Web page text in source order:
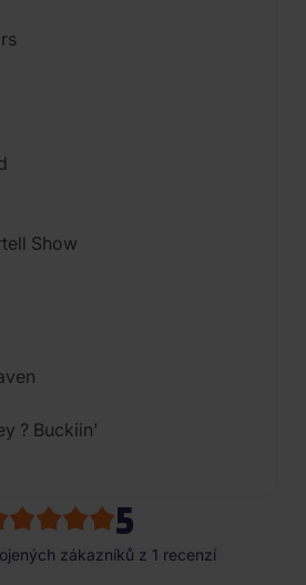
Show
? Buckiin'
5
zákazníků z 1 recenzí